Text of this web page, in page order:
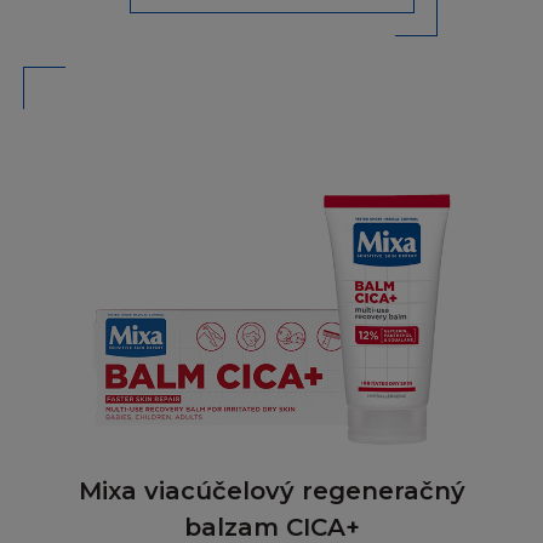
Mixa viacúčelový regeneračný
balzam CICA+
televizním nebo rádiovým vysíláním, nebo
druhu databáze, a stejně tak nesmí být
Stránka ukládána (ani celá, ani její část) do
vámi či třetími osobami zpřístupněných
databází nebo k šíření databázových stránek
obsahujících celou nebo jen část Stránky.
SVOLENÍ
Obsah, nebo pokud budete chtít připojit vaši
stránku k oficiální Stránce L´Oréal, zašlete váš